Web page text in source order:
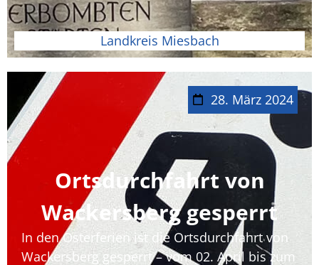
Landkreis Miesbach
28. März 2024
Ortsdurchfahrt von
Wackersberg gesperrt
In den Osterferien ist die Ortsdurchfahrt von
Wackersberg gesperrt – vom 02. April bis zum